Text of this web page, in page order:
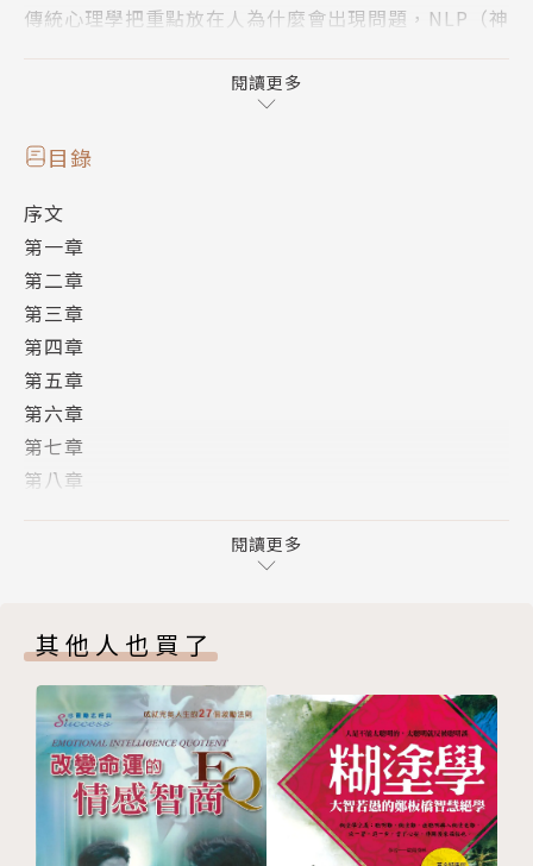
傳統心理學把重點放在人為什麼會出現問題，NLP（神
就是這個簡單的差異，讓NLP在全球各地掀起熱潮，學
習過這套技術的人有數百萬，學員中不乏名人、奧運金
本書主角喬在工作、愛情和人際關係上都面臨困境，經
妹妹介紹而報名參加NLP之父理查．班德勒的三日工作
坊。在班德勒博士的帶領下，喬經歷了：
第一天：改變負面思維
第二天：改變限制性信念
第三天：學會創造自己想要的生活
全書以故事的方式呈現，將許多NLP的菁華技巧融入其
中，讀來輕鬆有趣又實用。跟著喬在工作坊的經歷，你
也彷彿身歷其境地上了三天的課，在他轉變的同時，你
坦」。許多人認為班德勒是「自我轉變」領域的大師，
其著作在全球賣出超過五十萬本。他在歐美及世界各地
有幾十萬名讀者，其中很多是治療師，他們都認真研讀
班德勒融合催眠、語言學和思考法的全新療法。著作包
括《自我轉變的驚人秘密》《NLP之父3天改變你的一
生》（方智出版）等。
艾里西歐．羅伯堤（Alessio Roberti）
閱讀更多
目錄
序文
第一章
第二章
第三章
第四章
第五章
第六章
第七章
第八章
閱讀更多
其他人也買了